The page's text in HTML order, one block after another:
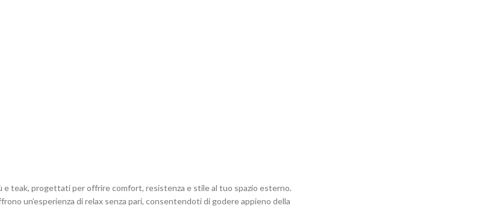
e teak, progettati per offrire comfort, resistenza e stile al tuo spazio esterno.
un’esperienza di relax senza pari, consentendoti di godere appieno della